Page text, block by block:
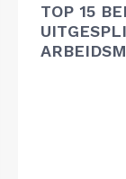
TOP 15